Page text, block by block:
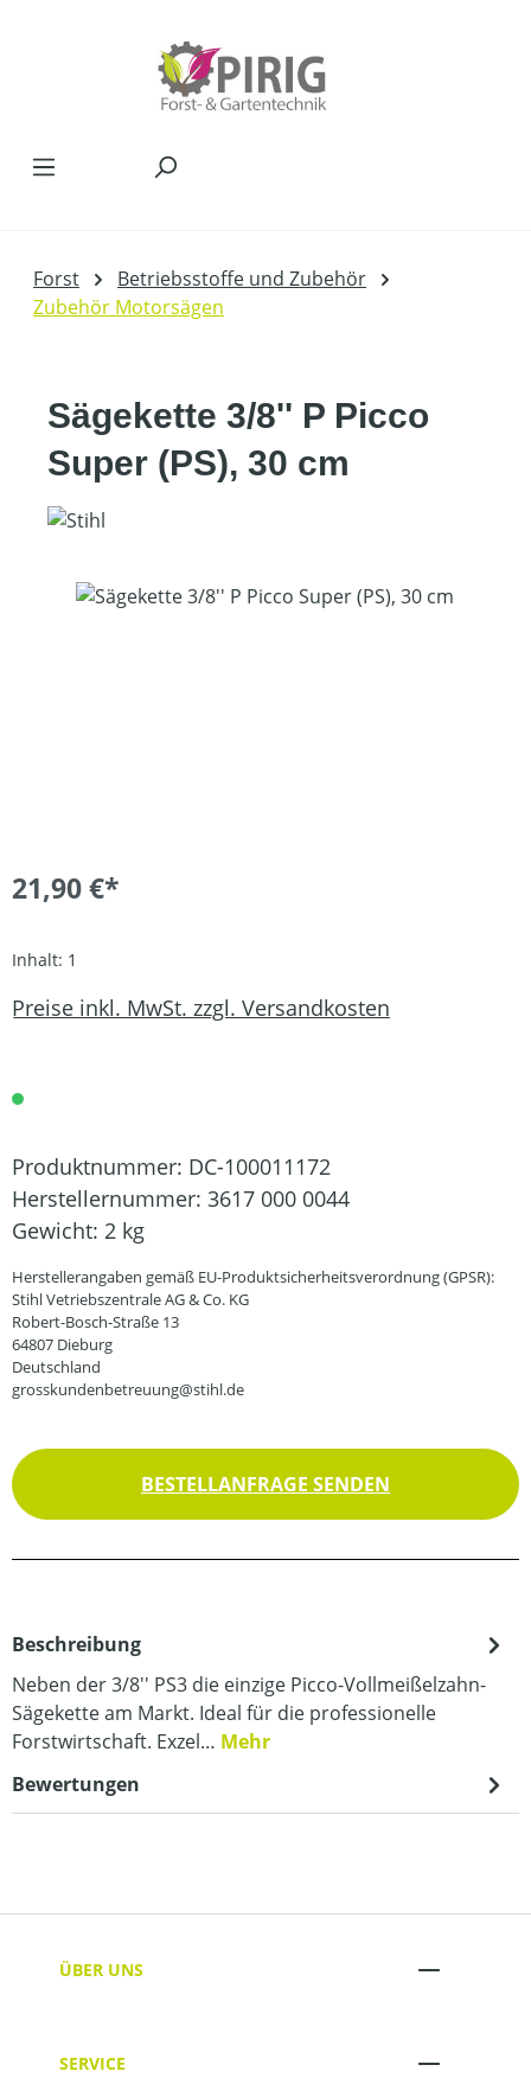
Forst
Betriebsstoffe und Zubehör
Zubehör Motorsägen
Sägekette 3/8'' P Picco
Super (PS), 30 cm
Bildergalerie überspringen
21,90 €*
Inhalt: 1
Preise inkl. MwSt. zzgl. Versandkosten
Produktnummer: DC-100011172
Herstellernummer: 3617 000 0044
Gewicht: 2 kg
Herstellerangaben gemäß EU-Produktsicherheitsverordnung (GPSR):
Stihl Vetriebszentrale AG & Co. KG
Robert-Bosch-Straße 13
64807 Dieburg
Deutschland
grosskundenbetreuung@stihl.de
BESTELLANFRAGE SENDEN
Beschreibung
Neben der 3/8'' PS3 die einzige Picco-Vollmeißelzahn-
Sägekette am Markt. Ideal für die professionelle
Forstwirtschaft. Exzel… Mehr
Bewertungen
ÜBER UNS
SERVICE